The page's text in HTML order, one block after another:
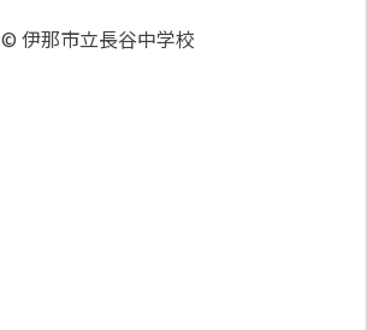
© 伊那市立長谷中学校